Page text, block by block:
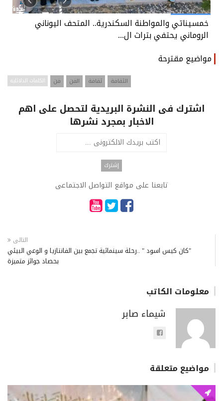
اليوناني خمسيناتي والمواطنة السكندرية..
الروماني يحتفي بتراث ال...
مواضيع مقترحة
الكلمات الدلائليه فن الفن ثقافة الثقافة
اشترك فى النشرة البريدية لتحصل على اهم
الاخبار بمجرد نشرها
تابعنا على مواقع التواصل الاجتماعى
التالى
"كان كيس اسود " ..رحلة سينمائية تجمع بين الفانتازيا و الوعي البيئي
بحصاد جوائز متميزة
معلومات الكاتب
شيماء صابر
مواضيع متعلقة